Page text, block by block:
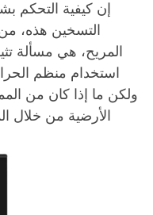
إن كيفية التحكم
التسخين هذه، من
المريح، هي مسألة
استخدام منظم
ولكن ما إذا كان من
الأرضية من خلال